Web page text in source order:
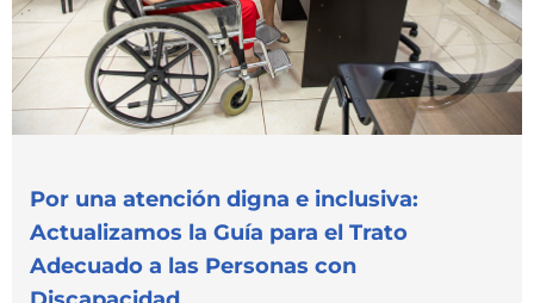
Por una atención digna e inclusiva:
Actualizamos la Guía para el Trato
Adecuado a las Personas con